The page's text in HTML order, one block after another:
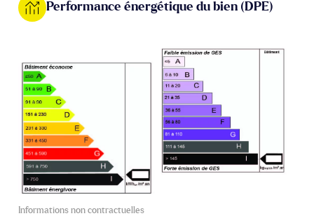
Performance énergétique du bien (DPE)
Informations non contractuelles